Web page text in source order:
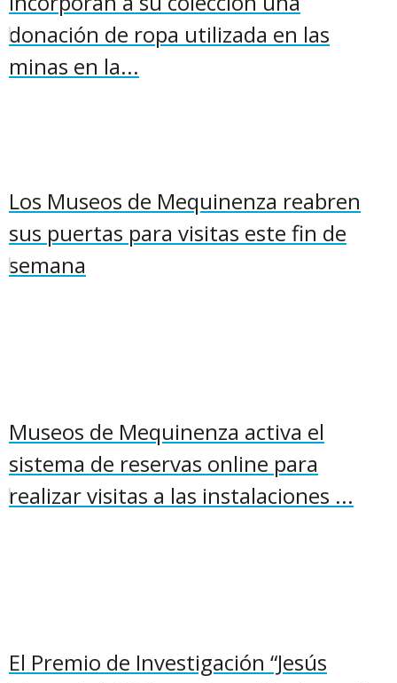
donación de ropa utilizada en las
minas en la...
Los Museos de Mequinenza reabren
sus puertas para visitas este fin de
semana
Museos de Mequinenza activa el
sistema de reservas online para
realizar visitas a las instalaciones ...
El Premio de Investigación “Jesús